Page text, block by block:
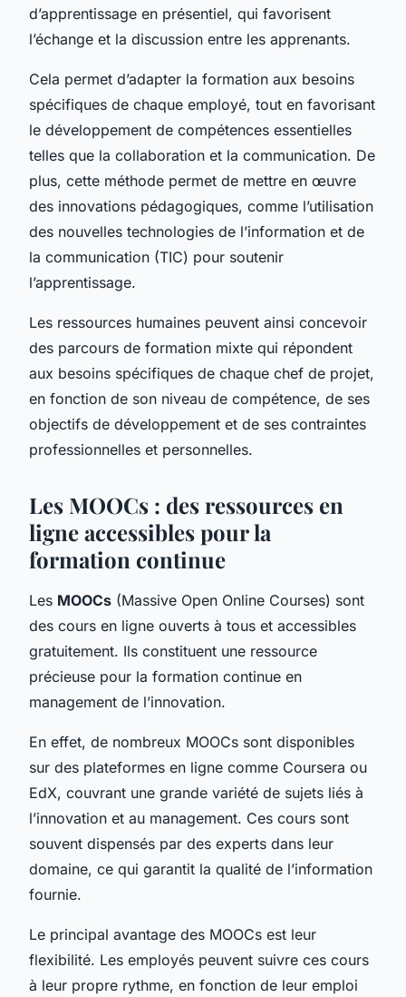
d’apprentissage en présentiel, qui favorisent
l’échange et la discussion entre les apprenants.
Cela permet d’adapter la formation aux besoins
spécifiques de chaque employé, tout en favorisant
le développement de compétences essentielles
telles que la collaboration et la communication. De
plus, cette méthode permet de mettre en œuvre
des innovations pédagogiques, comme l’utilisation
des nouvelles technologies de l’information et de
la communication (TIC) pour soutenir
l’apprentissage.
Les ressources humaines peuvent ainsi concevoir
des parcours de formation mixte qui répondent
aux besoins spécifiques de chaque chef de projet,
en fonction de son niveau de compétence, de ses
objectifs de développement et de ses contraintes
professionnelles et personnelles.
Les MOOCs : des ressources en
ligne accessibles pour la
formation continue
Les MOOCs (Massive Open Online Courses) sont
des cours en ligne ouverts à tous et accessibles
gratuitement. Ils constituent une ressource
précieuse pour la formation continue en
management de l’innovation.
En effet, de nombreux MOOCs sont disponibles
sur des plateformes en ligne comme Coursera ou
EdX, couvrant une grande variété de sujets liés à
l’innovation et au management. Ces cours sont
souvent dispensés par des experts dans leur
domaine, ce qui garantit la qualité de l’information
fournie.
Le principal avantage des MOOCs est leur
flexibilité. Les employés peuvent suivre ces cours
à leur propre rythme, en fonction de leur emploi